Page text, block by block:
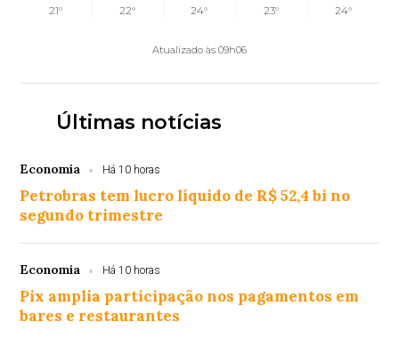
21°
22°
24°
23°
24°
Atualizado às 09h06
Últimas notícias
Economia Há 10 horas
Petrobras tem lucro líquido de R$ 52,4 bi no
segundo trimestre
Economia Há 10 horas
Pix amplia participação nos pagamentos em
bares e restaurantes